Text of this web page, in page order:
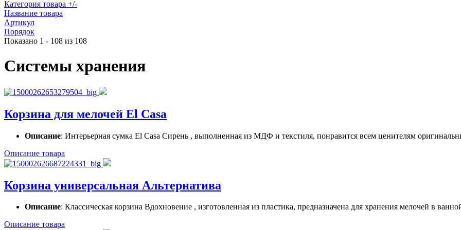
Категория товара +/-
Название товара
Артикул
Порядок
Показано 1 - 108 из 108
Системы хранения
Корзина для мелочей El Casa
Описание: Интерьерная сумка El Casa Сирень , выполненная из МДФ и текстиля, понравится всем ценителям
Описание товара
Корзина универсальная Альтернатива
Описание: Классическая корзина Вдохновение , изготовленная из пластика, предназначена для хранения мелочей в
Описание товара